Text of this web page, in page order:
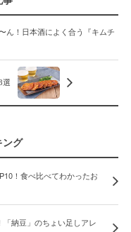
ん！日本酒によく合う『キムチ
選
ング
！食べ比べてわかったお
納豆」のちょい足しアレ